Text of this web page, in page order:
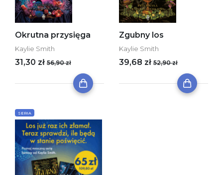
Okrutna przysięga
Kaylie Smith
31,30 zł 56,90 zł
Zgubny los
Kaylie Smith
39,68 zł 52,90 zł
SERIA